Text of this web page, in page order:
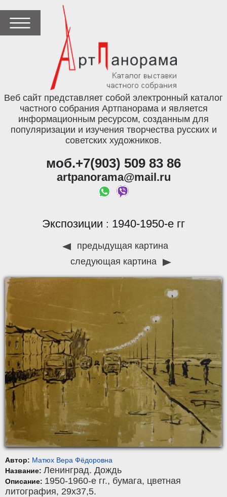
Веб сайт представляет собой электронный каталог
частного собрания Артпанорама и является
информационным ресурсом, созданным для
популяризации и изучения творчества русских и
советских художников.
моб.+7(903) 509 83 86
artpanorama@mail.ru
Экспозиции : 1940-1950-е гг
предыдущая картина
следующая картина
Автор: Матюх Вера Фёдоровна
Название: Ленинград. Дождь
Описание: 1950-1960-е гг., бумага, цветная
литография, 29x37,5.